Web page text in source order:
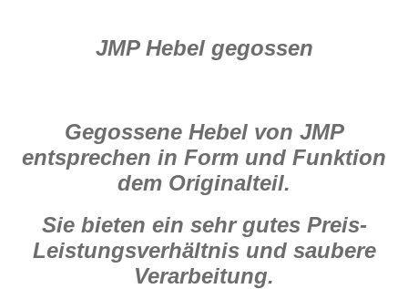
JMP Hebel gegossen
Gegossene Hebel von JMP
entsprechen in Form und Funktion
dem Originalteil.
Sie bieten ein sehr gutes Preis-
Leistungsverhältnis und saubere
Verarbeitung.